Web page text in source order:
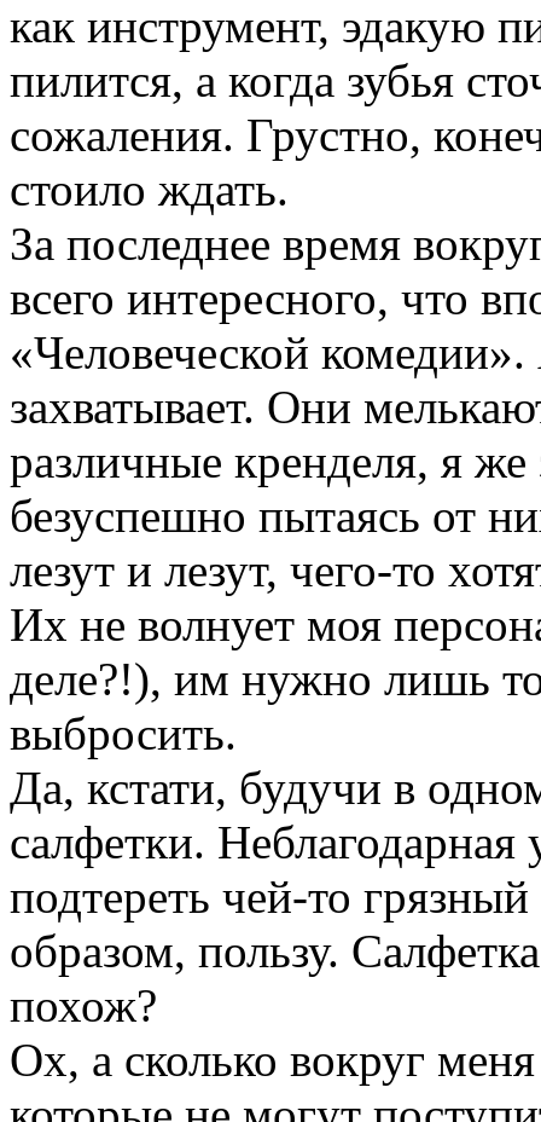
как инструмент, эдакую
пилится, а когда зубья
сожаления. Грустно,
стоило ждать.
За последнее время
всего интересного, что
«Человеческой
захватывает. Они
различные кренделя, я
безуспешно пытаясь от
лезут и лезут, чего-то
Их не волнует моя
деле?!), им нужно лишь
выбросить.
Да, кстати, будучи в
салфетки.
подтереть чей-то
образом, пользу.
похож?
Ох, а сколько вокруг